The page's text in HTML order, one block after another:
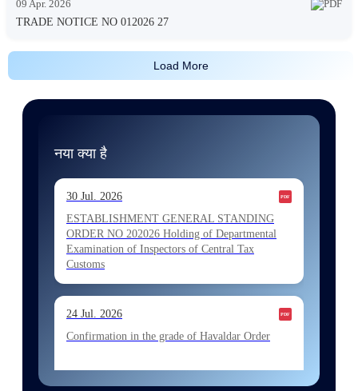
09 Apr. 2026
TRADE NOTICE NO 012026 27
Load More
नया क्या है
30 Jul. 2026
ESTABLISHMENT GENERAL STANDING
ORDER NO 202026 Holding of Departmental
Examination of Inspectors of Central Tax
Customs
24 Jul. 2026
Confirmation in the grade of Havaldar Order